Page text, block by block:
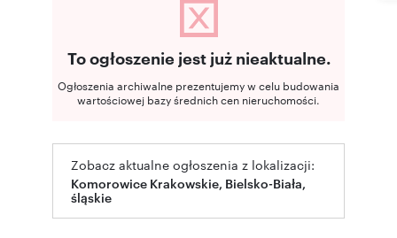
To ogłoszenie jest już nieaktualne.
Ogłoszenia archiwalne prezentujemy w celu budowania
wartościowej bazy średnich cen nieruchomości.
Zobacz aktualne ogłoszenia z lokalizacji:
Komorowice Krakowskie, Bielsko-Biała,
śląskie